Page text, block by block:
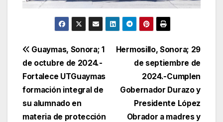
Navegación
de
entradas
Hermosillo, Sonora; 29
de septiembre de
2024.-Cumplen
Gobernador Durazo y
Presidente López
Obrador a madres y
Guaymas, Sonora; 1
de octubre de 2024.-
Fortalece UTGuaymas
formación integral de
su alumnado en
materia de protección